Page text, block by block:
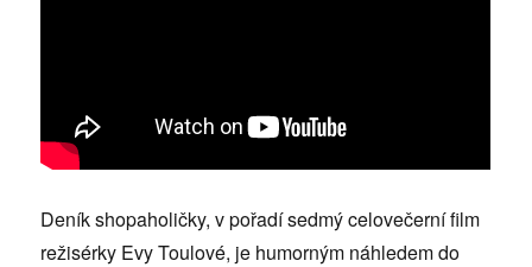
Deník shopaholičky, v pořadí sedmý celovečerní film
režisérky Evy Toulové, je humorným náhledem do